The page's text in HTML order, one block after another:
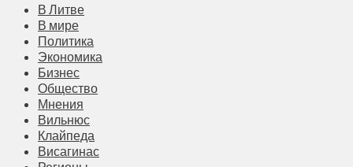
В Литве
В мире
Политика
Экономика
Бизнес
Общество
Мнения
Вильнюс
Клайпеда
Висагинас